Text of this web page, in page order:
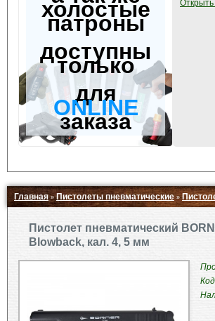
холостые
патроны
доступны
только
для
ONLINE
заказа
Главная»Пистолеты пневматические»
Пистолет пневматический
Blowback, кал. 4, 5 мм